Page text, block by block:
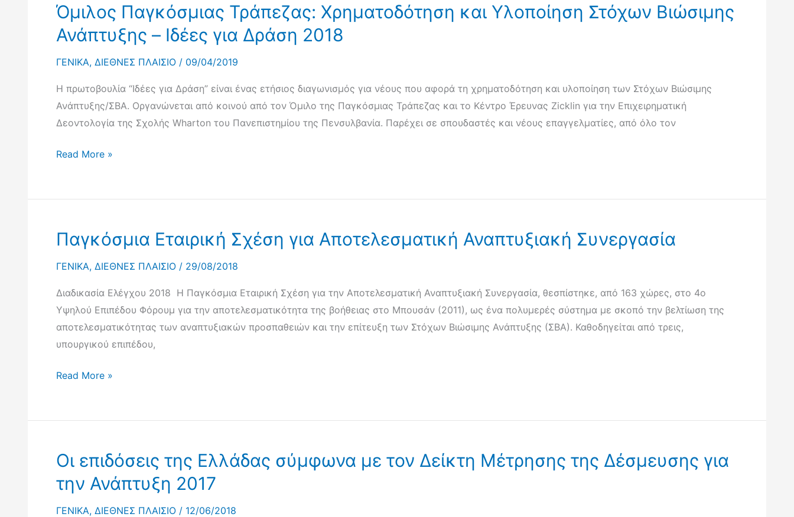
Πολιτικής
Ανάλυσης
Οι
τάσεις
2030
και
για
Ευρώπη
Όμιλος Παγκόσμιας Τράπεζας: Χρηματοδότηση και Υλοποίηση Στόχων Βιώσιμης
Ανάπτυξης – Ιδέες για Δράση 2018
ΓΕΝΙΚΑ, ΔΙΕΘΝΕΣ ΠΛΑΙΣΙΟ / 09/04/2019
Η πρωτοβουλία “Ιδέες για Δράση” είναι ένας ετήσιος διαγωνισμός για νέους που αφορά τη χρηματοδότηση και υλοποίηση των Στόχων Βιώσιμης
Ανάπτυξης/ΣΒΑ. Οργανώνεται από κοινού από τον Όμιλο της Παγκόσμιας Τράπεζας και το Κέντρο Έρευνας Zicklin για την Επιχειρηματική
Δεοντολογία της Σχολής Wharton του Πανεπιστημίου της Πενσυλβανία. Παρέχει σε σπουδαστές και νέους επαγγελματίες, από όλο τον
Όμιλος
Υλοποίηση
Βιώσιμης
Ανάπτυξης
–
Ιδέες
για
2018
Read More »
Παγκόσμια Εταιρική Σχέση για Αποτελεσματική Αναπτυξιακή Συνεργασία
ΓΕΝΙΚΑ, ΔΙΕΘΝΕΣ ΠΛΑΙΣΙΟ / 29/08/2018
Διαδικασία Ελέγχου 2018 Η Παγκόσμια Εταιρική Σχέση για την Αποτελεσματική Αναπτυξιακή Συνεργασία, θεσπίστηκε, από 163 χώρες, στο 4ο
Υψηλού Επιπέδου Φόρουμ για την αποτελεσματικότητα της βοήθειας στο Μπουσάν (2011), ως ένα πολυμερές σύστημα με σκοπό την βελτίωση της
αποτελεσματικότητας των αναπτυξιακών προσπαθειών και την επίτευξη των Στόχων Βιώσιμης Ανάπτυξης (ΣΒΑ). Καθοδηγείται από τρεις,
υπουργικού επιπέδου,
Παγκόσμια
Αναπτυξιακή
Συνεργασία
Read More »
Οι επιδόσεις της Ελλάδας σύμφωνα με τον Δείκτη Μέτρησης της Δέσμευσης για
την Ανάπτυξη 2017
ΓΕΝΙΚΑ, ΔΙΕΘΝΕΣ ΠΛΑΙΣΙΟ / 12/06/2018